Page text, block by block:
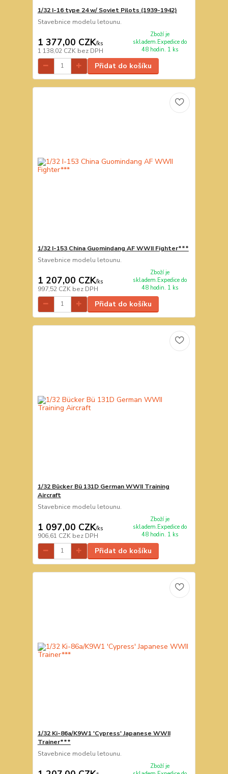
1/32 I-16 type 24 w/ Soviet Pilots (1939-1942)
Stavebnice modelu letounu.
1 377,00 CZK/ks
1 138,02 CZK bez DPH
Zboží je
skladem.Expedice do
48 hodin. 1 ks
Přidat do košíku
1/32 I-153 China Guomindang AF WWII Fighter***
Stavebnice modelu letounu.
1 207,00 CZK/ks
997,52 CZK bez DPH
Zboží je
skladem.Expedice do
48 hodin. 1 ks
Přidat do košíku
1/32 Bücker Bü 131D German WWII Training
Aircraft
Stavebnice modelu letounu.
1 097,00 CZK/ks
906,61 CZK bez DPH
Zboží je
skladem.Expedice do
48 hodin. 1 ks
Přidat do košíku
1/32 Ki-86a/K9W1 'Cypress' Japanese WWII
Trainer***
Stavebnice modelu letounu.
Zboží je